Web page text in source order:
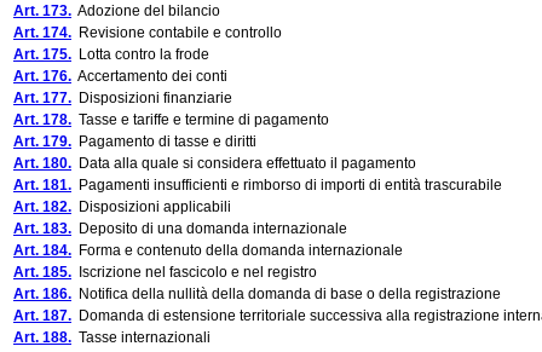
Art. 173. Adozione del bilancio
Art. 174. Revisione contabile e controllo
Art. 175. Lotta contro la frode
Art. 176. Accertamento dei conti
Art. 177. Disposizioni finanziarie
Art. 178. Tasse e tariffe e termine di pagamento
Art. 179. Pagamento di tasse e diritti
Art. 180. Data alla quale si considera effettuato il pagamento
Art. 181. Pagamenti insufficienti e rimborso di importi di entità trascurabile
Art. 182. Disposizioni applicabili
Art. 183. Deposito di una domanda internazionale
Art. 184. Forma e contenuto della domanda internazionale
Art. 185. Iscrizione nel fascicolo e nel registro
Art. 186. Notifica della nullità della domanda di base o della registrazione
Art. 187. Domanda di estensione territoriale successiva alla registrazione
Art. 188. Tasse internazionali